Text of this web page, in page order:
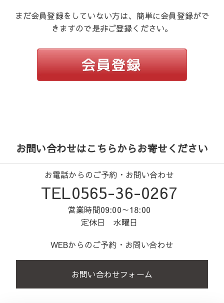
まだ会員登録をしていない方は、簡単に会員登録がで
きますので是非ご登録ください。
お問い合わせはこちらからお寄せください
お電話からのご予約・お問い合わせ
TEL0565-36-0267
営業時間09:00～18:00
定休日 水曜日
WEBからのご予約・お問い合わせ
お問い合わせフォーム